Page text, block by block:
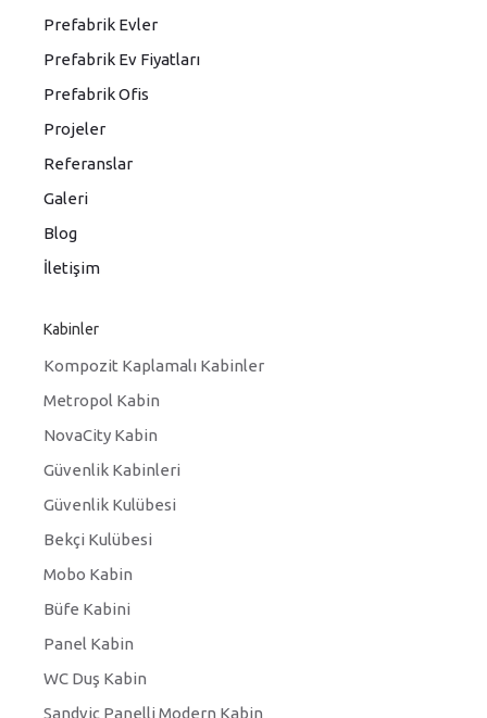
Prefabrik Evler
Prefabrik Ev Fiyatları
Prefabrik Ofis
Projeler
Referanslar
Galeri
Blog
İletişim
Kabinler
Kompozit Kaplamalı Kabinler
Metropol Kabin
NovaCity Kabin
Güvenlik Kabinleri
Güvenlik Kulübesi
Bekçi Kulübesi
Mobo Kabin
Büfe Kabini
Panel Kabin
WC Duş Kabin
Sandviç Panelli Modern Kabin